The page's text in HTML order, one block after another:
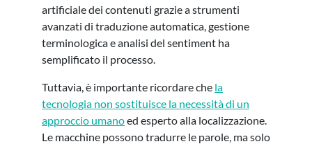
artificiale dei contenuti grazie a strumenti
avanzati di traduzione automatica, gestione
terminologica e analisi del sentiment ha
semplificato il processo.
Tuttavia, è importante ricordare che la
tecnologia non sostituisce la necessità di un
approccio umanoed esperto alla localizzazione.
Le macchine possono tradurre le parole, ma solo